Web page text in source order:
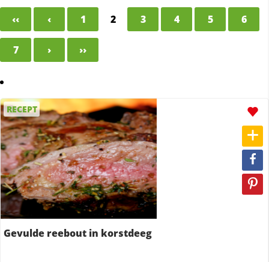
‹‹ ‹ 1 2 3 4 5 6
7 › ››
RECEPT
Gevulde reebout in korstdeeg